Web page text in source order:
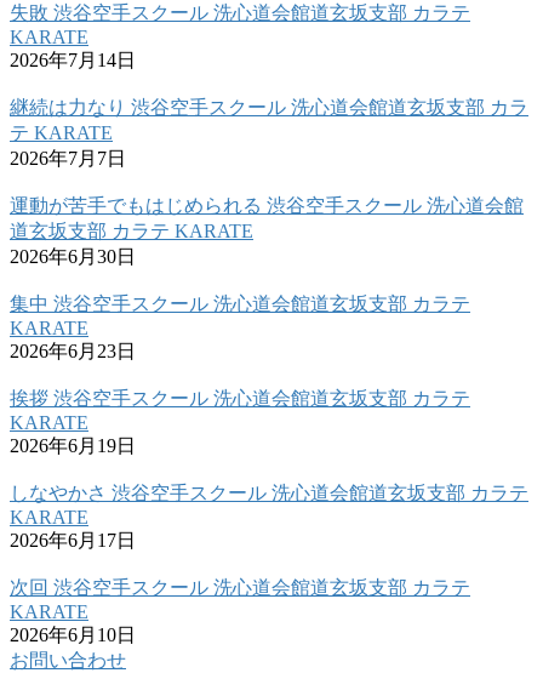
失敗 渋谷空手スクール 洗心道会館道玄坂支部 カラテ
KARATE
2026年7月14日
継続は力なり 渋谷空手スクール 洗心道会館道玄坂支部 カラ
テ KARATE
2026年7月7日
運動が苦手でもはじめられる 渋谷空手スクール 洗心道会館
道玄坂支部 カラテ KARATE
2026年6月30日
集中 渋谷空手スクール 洗心道会館道玄坂支部 カラテ
KARATE
2026年6月23日
挨拶 渋谷空手スクール 洗心道会館道玄坂支部 カラテ
KARATE
2026年6月19日
しなやかさ 渋谷空手スクール 洗心道会館道玄坂支部 カラテ
KARATE
2026年6月17日
次回 渋谷空手スクール 洗心道会館道玄坂支部 カラテ
KARATE
2026年6月10日
お問い合わせ